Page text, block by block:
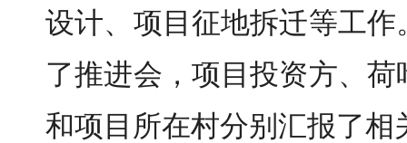
设计、项目征地拆迁等工
了推进会，项目投资方、
和项目所在村分别汇报了相